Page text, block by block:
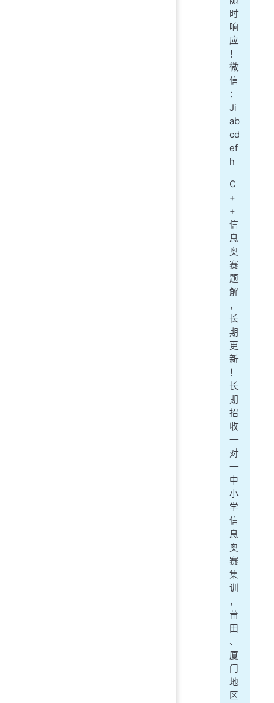
时
响
应
！
微
信
：
Ji
ab
cd
ef
h
C
+
+
信
息
奥
赛
题
解
，
长
期
更
新
！
长
期
招
收
一
对
一
中
小
学
信
息
奥
赛
集
训
，
莆
田
、
厦
门
地
区